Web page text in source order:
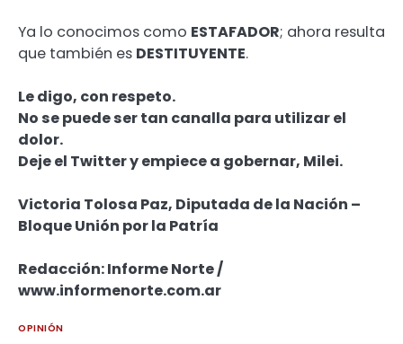
Ya lo conocimos como ESTAFADOR; ahora resulta
que también es DESTITUYENTE.
Le digo, con respeto.
No se puede ser tan canalla para utilizar el
dolor.
Deje el Twitter y empiece a gobernar, Milei.
Victoria Tolosa Paz, Diputada de la Nación –
Bloque Unión por la Patría
Redacción: Informe Norte /
www.informenorte.com.ar
OPINIÓN